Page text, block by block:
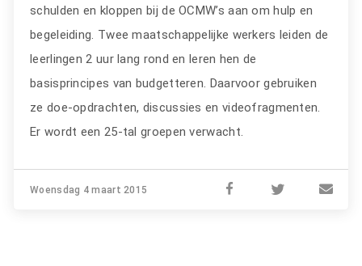
schulden en kloppen bij de OCMW’s aan om hulp en
begeleiding. Twee maatschappelijke werkers leiden de
leerlingen 2 uur lang rond en leren hen de
basisprincipes van budgetteren. Daarvoor gebruiken
ze doe-opdrachten, discussies en videofragmenten.
Er wordt een 25-tal groepen verwacht.
Woensdag 4 maart 2015